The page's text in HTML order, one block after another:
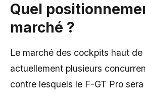
Quel
marché ?
Le marché des cockpits haut
actuellement plusieurs
contre lesquels le F-GT Pro